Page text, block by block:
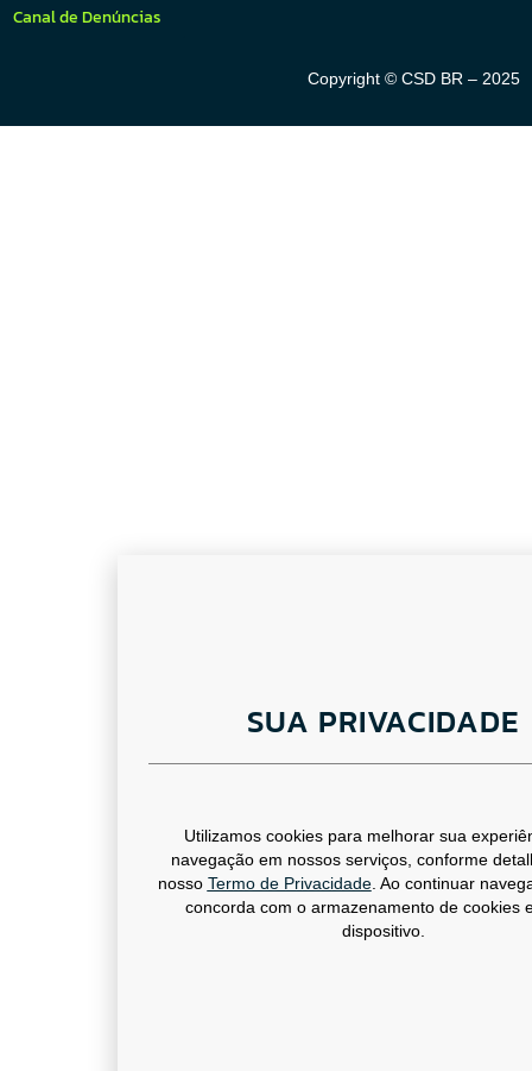
Canal de Denúncias
Copyright © CSD BR – 2025
SUA PRIVACIDADE
Utilizamos cookies para melhorar sua
navegação em nossos serviços, conforme
nosso Termo de Privacidade. Ao continuar
concorda com o armazenamento de cookies
dispositivo.